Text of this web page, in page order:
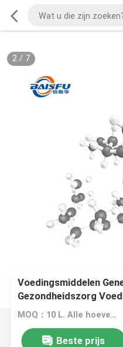
2/ 7
Voedingsmiddelen
Gezondheidszorg
Squalen CAS7683-64-MOQ：10 L. Alle hoeveelheden kunnen worden besteld volgens uw behoeften, op maat gemaakte verpakking
Beste prijs